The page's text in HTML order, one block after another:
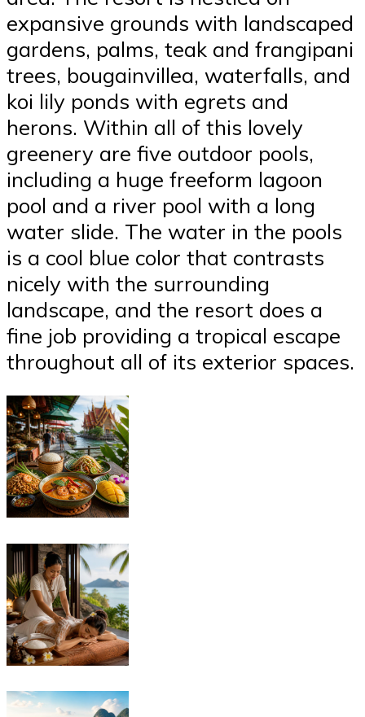
expansive grounds with landscaped
gardens, palms, teak and frangipani
trees, bougainvillea, waterfalls, and
koi lily ponds with egrets and
herons. Within all of this lovely
greenery are five outdoor pools,
including a huge freeform lagoon
pool and a river pool with a long
water slide. The water in the pools
is a cool blue color that contrasts
nicely with the surrounding
landscape, and the resort does a
fine job providing a tropical escape
throughout all of its exterior spaces.